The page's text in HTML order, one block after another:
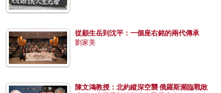
從顧生岳到沈平：一個座右銘的兩代傳承
劉家美
陳文鴻教授：北約縱深空襲 俄羅斯瀕臨戰敗